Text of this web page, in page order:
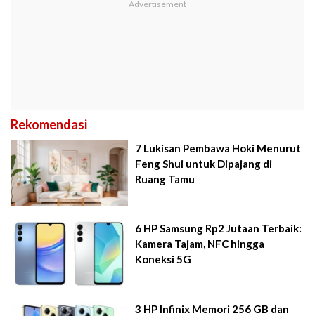
Rekomendasi
7 Lukisan Pembawa Hoki Menurut
Feng Shui untuk Dipajang di
Ruang Tamu
6 HP Samsung Rp2 Jutaan Terbaik:
Kamera Tajam, NFC hingga
Koneksi 5G
3 HP Infinix Memori 256 GB dan